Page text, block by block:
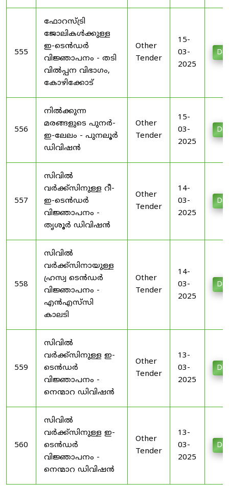
555
ഫോറസ്ട്രി
ജോലികൾക്കുള്ള
ഇ-ടെൻഡർ
വിജ്ഞാപനം - തടി
വിൽപ്പന വിഭാഗം,
കോഴിക്കോട്
Other
Tender
15-
03-
2025
556
നിൽക്കുന്ന
മരങ്ങളുടെ പുനർ-
ഇ-ലേലം - പുനലൂർ
ഡിവിഷൻ
Other
Tender
15-
03-
2025
557
സിവിൽ
വർക്ക്സിനുള്ള റീ-
ഇ-ടെൻഡർ
വിജ്ഞാപനം -
തൃശൂർ ഡിവിഷൻ
Other
Tender
14-
03-
2025
558
സിവിൽ
വർക്ക്സിനായുള്ള
ഹ്രസ്വ ടെൻഡർ
വിജ്ഞാപനം -
എൻ‌എസ്‌സി
കാലടി
Other
Tender
14-
03-
2025
559
സിവിൽ
വർക്ക്സിനുള്ള ഇ-
ടെൻഡർ
വിജ്ഞാപനം -
നെന്മാറ ഡിവിഷൻ
Other
Tender
13-
03-
2025
560
സിവിൽ
വർക്ക്സിനുള്ള ഇ-
ടെൻഡർ
വിജ്ഞാപനം -
നെന്മാറ ഡിവിഷൻ
Other
Tender
13-
03-
2025